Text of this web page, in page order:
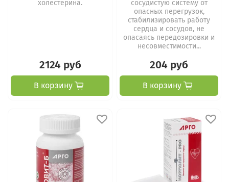
холестерина.
2124 руб
В корзину
сосудистую систему от
опасных перегрузок,
стабилизировать работу
сердца и сосудов, не
опасаясь передозировки и
несовместимости...
204 руб
В корзину